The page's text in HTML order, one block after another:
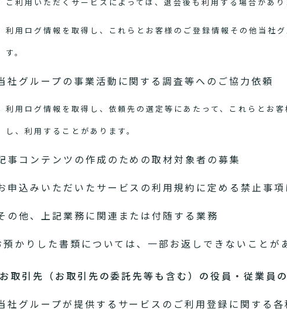
利用ログ情報を取得し、これらとお客様のご登録情報その他当社
す。
社グループの事業活動に関する調査等へのご協力依頼
利用ログ情報を取得し、依頼先の選定等にあたって、これらとお
し、利用することがあります。
事コンテンツの作成のための取材対象者の募集
申込みいただいたサービスの利用規約に定める禁止事
の他、上記業務に関連または付随する業務
かりした書類については、一部お返しできないことが
取引先（お取引先の委託先等も含む）の役員・従業員
社グループが提供するサービスのご利用登録に関する各